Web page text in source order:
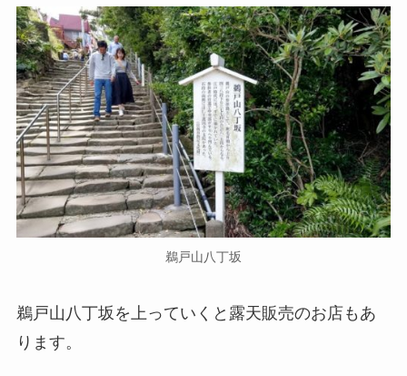
鵜戸山八丁坂
鵜戸山八丁坂を上っていくと露天販売のお店もあ
ります。